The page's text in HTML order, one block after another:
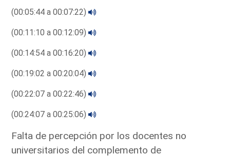
(00:05:44 a 00:07:22)
(00:11:10 a 00:12:09)
(00:14:54 a 00:16:20)
(00:19:02 a 00:20:04)
(00:22:07 a 00:22:46)
(00:24:07 a 00:25:06)
Falta de percepción por los docentes no
universitarios del complemento de